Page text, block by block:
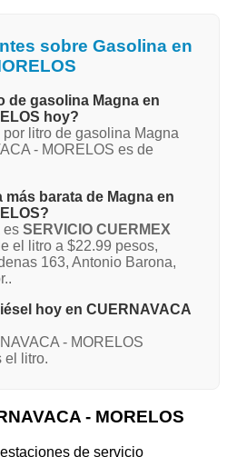
sobre Gasolina en
de gasolina Magna en
hoy?
litro de gasolina Magna
- MORELOS es de
barata de Magna en
es SERVICIO CUERMEX
el litro a $22.99 pesos,
163, Antonio Barona,
hoy en CUERNAVACA
- MORELOS
el litro.
- MORELOS
de servicio